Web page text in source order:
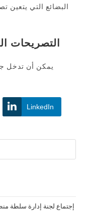
البضائع التي
التصريحات
يمكن أن تدخل
LinkedIn
إجتماع لجنة إدارة سلطة